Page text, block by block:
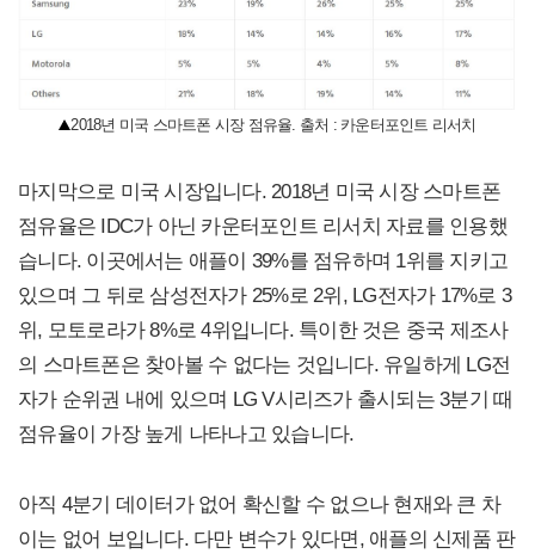
2018년 미국 스마트폰 시장 점유율. 출처 : 카운터포인트 리서치
마지막으로 미국 시장입니다. 2018년 미국 시장 스마트폰
점유율은 IDC가 아닌 카운터포인트 리서치 자료를 인용했
습니다. 이곳에서는 애플이 39%를 점유하며 1위를 지키고
있으며 그 뒤로 삼성전자가 25%로 2위, LG전자가 17%로 3
위, 모토로라가 8%로 4위입니다. 특이한 것은 중국 제조사
의 스마트폰은 찾아볼 수 없다는 것입니다. 유일하게 LG전
자가 순위권 내에 있으며 LG V시리즈가 출시되는 3분기 때
점유율이 가장 높게 나타나고 있습니다.
아직 4분기 데이터가 없어 확신할 수 없으나 현재와 큰 차
이는 없어 보입니다. 다만 변수가 있다면, 애플의 신제품 판